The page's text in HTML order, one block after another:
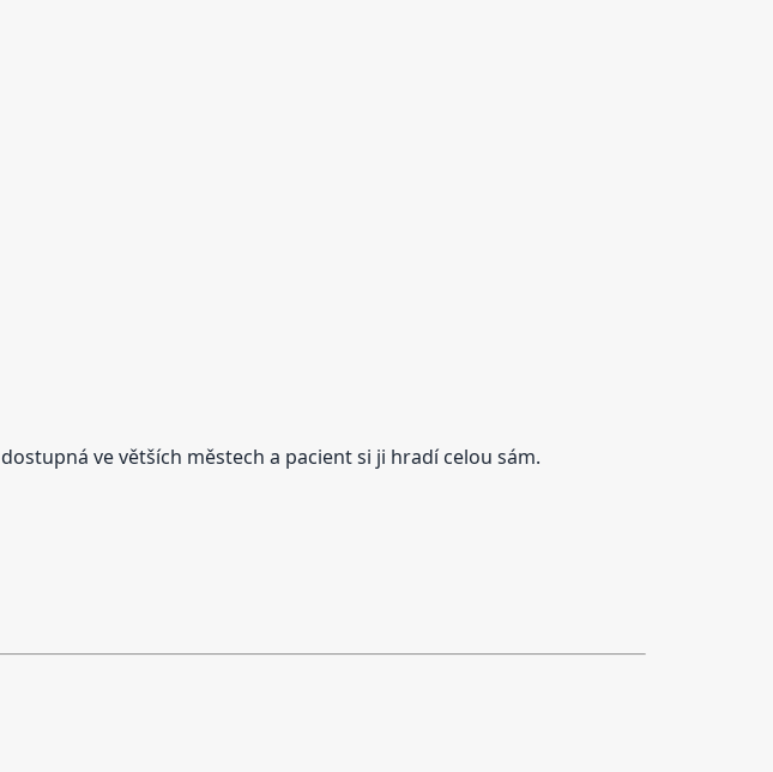
ve větších městech a pacient si ji hradí celou sám.